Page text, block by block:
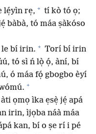
lẹ́yìn rẹ, + tí kò tó ọ;
bàbà, tó máa ṣàkóso
le bí irin. + Torí bí irin
tó sì ń lọ̀ ọ́, àní, bí
ó máa fọ́ gbogbo èyí
+
ọmọ ìka ẹsẹ̀ jẹ́ apá
irin, ìjọba náà máa
kan, bí o ṣe rí i pé